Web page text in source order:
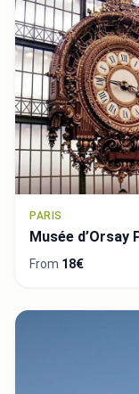
PARIS
Musée d’Orsay
From 18€